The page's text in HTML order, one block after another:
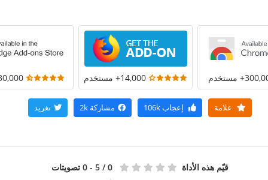
مستخدم 14,000+ مستخدم 30,000+
علامة إعجاب مشاركة 2k تغريد
قيّم هذه الأداة 0 / 5 - 0 تصويتات